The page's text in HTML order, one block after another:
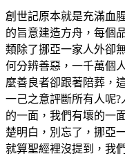
創世記原本就是充滿血
的旨意建造方舟，每個
類除了挪亞一家人外卻
何分辨善惡，一千萬個
麼善良者卻跟著陪葬，
一己之意評斷所有人呢
的一面，我們有壞的一
楚明白，別忘了，挪亞
就算聖經裡沒提到，我